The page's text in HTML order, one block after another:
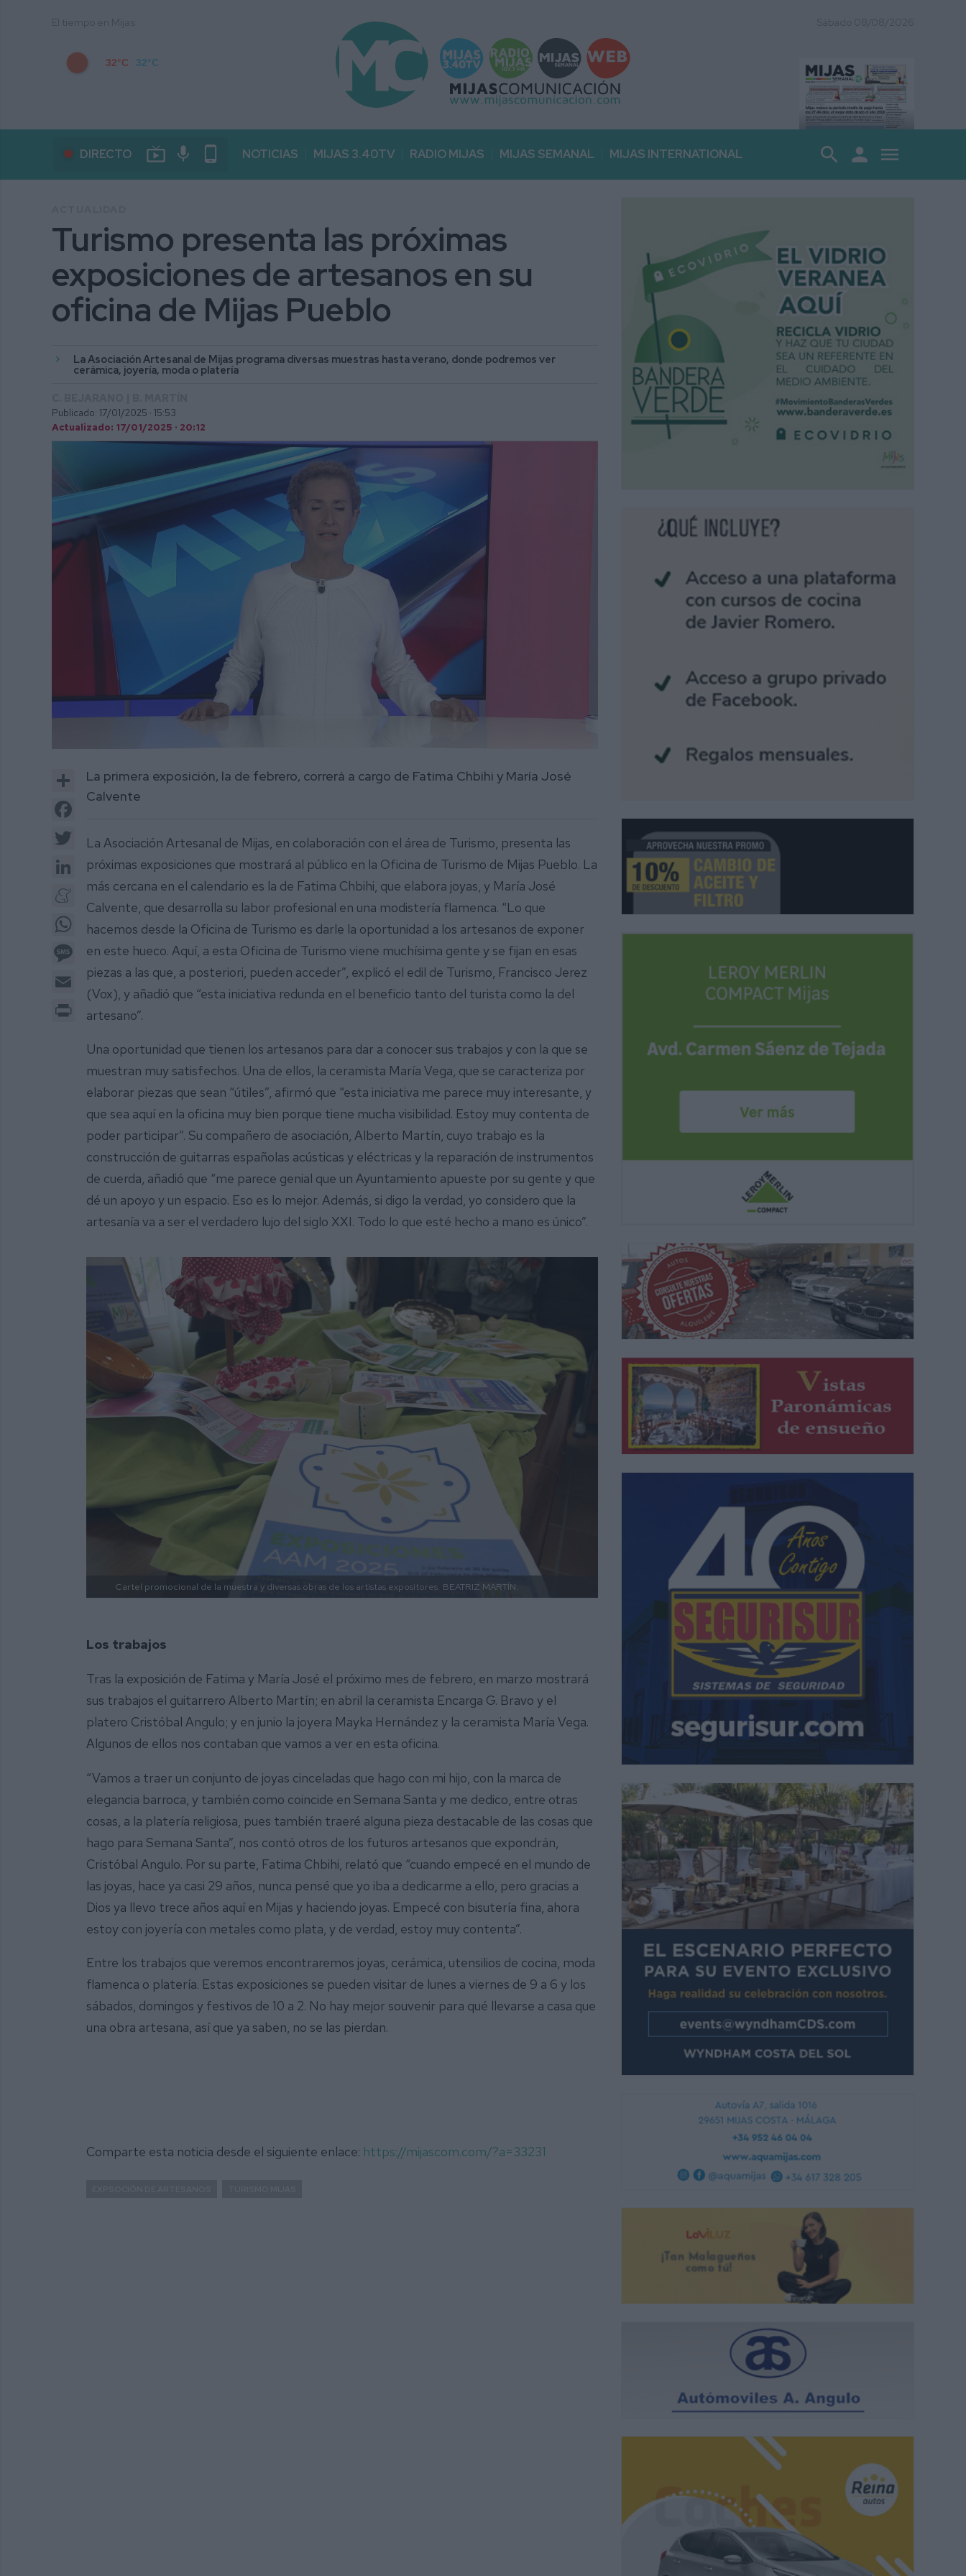
32°C 32°C
DIRECTO live_tv mic phone_android NOTICIAS MIJAS 3.40TV RADIO MIJAS MIJAS SEMANAL MIJAS INTERNATIONAL search person menu
Turismo presenta las próximas
exposiciones de artesanos en su
oficina de Mijas Pueblo
La Asociación Artesanal de Mijas programa diversas muestras hasta verano, donde podremos ver
cerámica, joyería, moda o platería
Publicado: 17/01/2025 · 15:53
Actualizado: 17/01/2025 · 20:12
2
minutes,
22
seconds
Share
Facebook
LinkedIn
Meneame
Message
Email
Print
La primera exposición, la de febrero, correrá a cargo de Fatima Chbihi y María José
Calvente
La Asociación Artesanal de Mijas, en colaboración con el área de Turismo, presenta las
próximas exposiciones que mostrará al público en la Oficina de Turismo de Mijas Pueblo. La
más cercana en el calendario es la de Fatima Chbihi, que elabora joyas, y María José
Calvente, que desarrolla su labor profesional en una modistería flamenca. “Lo que
hacemos desde la Oficina de Turismo es darle la oportunidad a los artesanos de exponer
en este hueco. Aquí, a esta Oficina de Turismo viene muchísima gente y se fijan en esas
piezas a las que, a posteriori, pueden acceder”, explicó el edil de Turismo, Francisco Jerez
(Vox), y añadió que “esta iniciativa redunda en el beneficio tanto del turista como la del
artesano”.
Una oportunidad que tienen los artesanos para dar a conocer sus trabajos y con la que se
muestran muy satisfechos. Una de ellos, la ceramista María Vega, que se caracteriza por
elaborar piezas que sean “útiles”, afirmó que “esta iniciativa me parece muy interesante, y
que sea aquí en la oficina muy bien porque tiene mucha visibilidad. Estoy muy contenta de
poder participar”. Su compañero de asociación, Alberto Martín, cuyo trabajo es la
construcción de guitarras españolas acústicas y eléctricas y la reparación de instrumentos
de cuerda, añadió que “me parece genial que un Ayuntamiento apueste por su gente y que
dé un apoyo y un espacio. Eso es lo mejor. Además, si digo la verdad, yo considero que la
artesanía va a ser el verdadero lujo del siglo XXI. Todo lo que esté hecho a mano es único”.
Cartel promocional de la muestra y diversas obras de los artistas expositores. BEATRIZ MARTÍN.
Los trabajos
Tras la exposición de Fatima y María José el próximo mes de febrero, en marzo mostrará
sus trabajos el guitarrero Alberto Martín; en abril la ceramista Encarga G. Bravo y el
platero Cristóbal Angulo; y en junio la joyera Mayka Hernández y la ceramista María Vega.
Algunos de ellos nos contaban que vamos a ver en esta oficina.
“Vamos a traer un conjunto de joyas cinceladas que hago con mi hijo, con la marca de
elegancia barroca, y también como coincide en Semana Santa y me dedico, entre otras
cosas, a la platería religiosa, pues también traeré alguna pieza destacable de las cosas que
hago para Semana Santa”, nos contó otros de los futuros artesanos que expondrán,
Cristóbal Angulo. Por su parte, Fatima Chbihi, relató que “cuando empecé en el mundo de
las joyas, hace ya casi 29 años, nunca pensé que yo iba a dedicarme a ello, pero gracias a
Dios ya llevo trece años aquí en Mijas y haciendo joyas. Empecé con bisutería fina, ahora
estoy con joyería con metales como plata, y de verdad, estoy muy contenta”.
Entre los trabajos que veremos encontraremos joyas, cerámica, utensilios de cocina, moda
flamenca o platería. Estas exposiciones se pueden visitar de lunes a viernes de 9 a 6 y los
sábados, domingos y festivos de 10 a 2. No hay mejor souvenir para qué llevarse a casa que
una obra artesana, así que ya saben, no se las pierdan.
Comparte esta noticia desde el siguiente enlace: https://mijascom.com/?a=33231